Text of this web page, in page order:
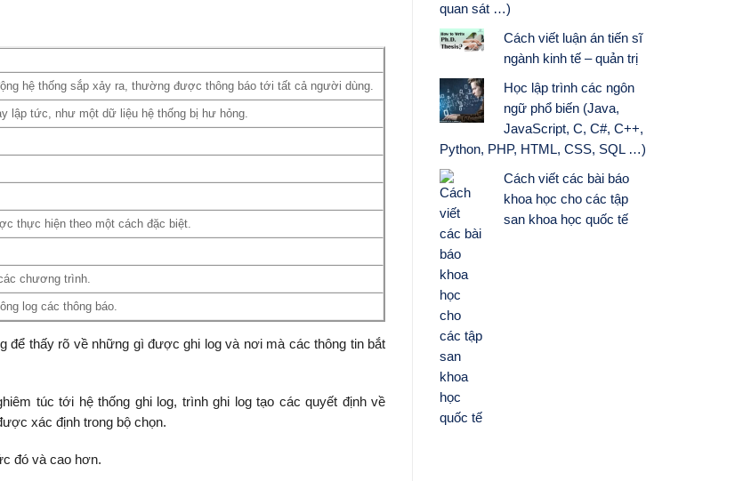
hệ thống sắp xảy ra, thường được thông báo tới tất cả người dùng.
lập tức, như một dữ liệu hệ thống bị hư hỏng.
thực hiện theo một cách đặc biệt.
chương trình.
log các thông báo.
thấy rõ về những gì được ghi log và nơi mà các thông tin bắt
túc tới hệ thống ghi log, trình ghi log tạo các quyết định về
xác định trong bộ chọn.
đó và cao hơn.
quan sát …)
Cách viết luận án tiến sĩ
ngành kinh tế – quản trị
Học lập trình các ngôn
ngữ phổ biến (Java,
JavaScript, C, C#, C++,
Python, PHP, HTML, CSS, SQL …)
Cách viết các bài báo
khoa học cho các tập
san khoa học quốc tế